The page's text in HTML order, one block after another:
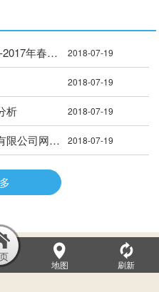
河南银恒软件科技有限公司--2017年春季拓展训练营 2018-07-19
2018-07-19
析 2018-07-19
热烈祝贺河南银恒软件科技有限公司网站正式开通！！ 2018-07-19
技有限公司
地图 刷新